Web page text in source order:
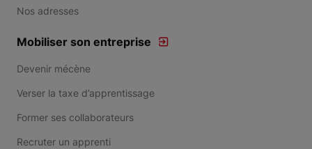
Nos adresses
Mobiliser son entreprise
Devenir mécène
Verser la taxe d’apprentissage
Former ses collaborateurs
Recruter un apprenti